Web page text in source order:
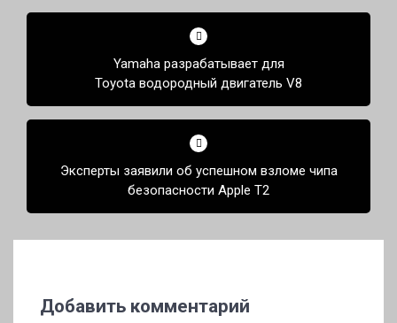
Навигация
Yamaha разрабатывает для
Toyota водородный двигатель V8
Эксперты заявили об успешном взломе чипа
безопасности Apple T2
Добавить комментарий